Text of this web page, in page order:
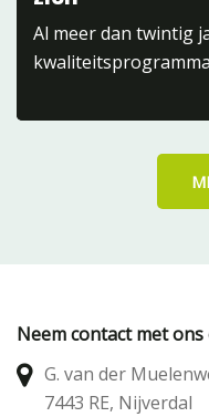
Al meer dan twintig
Neem contact met ons
G. van der
7443 RE, Nijverdal